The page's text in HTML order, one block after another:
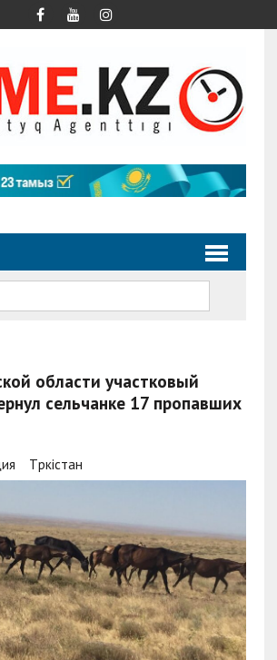
области участковый
сельчанке 17 пропавших
Түркістан